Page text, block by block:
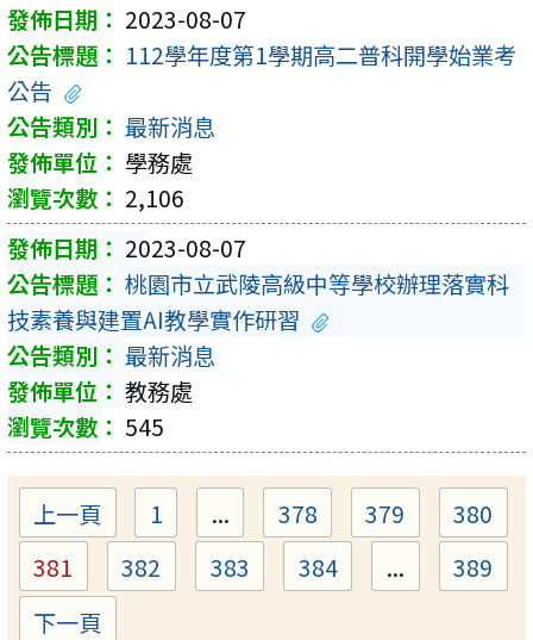
2023-08-07
112學年度第1學期高二普科開學始業考
公告
最新消息
學務處
2,106
2023-08-07
桃園市立武陵高級中等學校辦理落實科
技素養與建置AI教學實作研習
最新消息
教務處
545
上一頁 Page
1 ... Page
378 Page
379 Page
380
Page
381 Page
382 Page
383 Page
384 ... Page
389
下一頁